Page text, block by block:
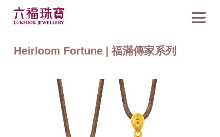
Heirloom Fortune | 福滿傳家系列